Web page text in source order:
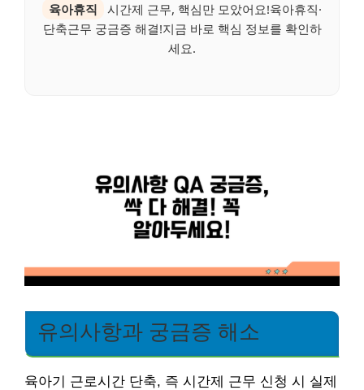
육아휴직
시간제 근무, 핵심만 모았어요!육아휴직·
단축근무 궁금증 해결!지금 바로 핵심 정보를 확인하
세요.
유의사항과 궁금증 해소
육아기 근로시간 단축, 즉 시간제 근무 신청 시 실제